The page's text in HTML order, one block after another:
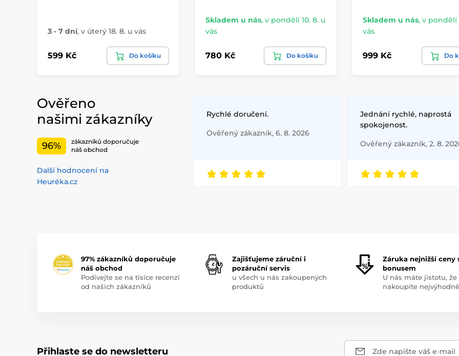
3 - 7 dní, v úterý 18. 8. u vás
599 Kč Do košíku
Skladem u nás, v pondělí 10. 8. u
vás
780 Kč Do košíku
Skladem u nás, v pondělí
vás
999 Kč Do
Ověřeno
našimi zákazníky
96%
zákazníků doporučuje
náš obchod
Další hodnocení na
Heuréka.cz
Rychlé doručení.
Ověřený zákazník, 6. 8. 2026
Jednání rychlé, naprostá
spokojenost.
Ověřený zákazník, 2. 8.
97% zákazníků doporučuje
náš obchod
Podívejte se na tisíce recenzí
od našich zákazníků
Zajišťujeme záruční i
pozáruční servis
u všech u nás zakoupených
produktů
Záruka nejnižší ceny
bonusem
U nás máte jistotu, že
nakoupíte
Přihlaste se do newsletteru Zde napište váš e-mail